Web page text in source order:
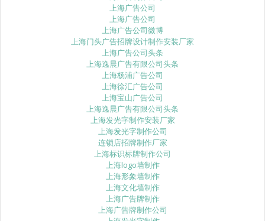
上海广告公司
上海广告公司
上海广告公司微博
上海门头广告招牌设计制作安装厂家
上海广告公司头条
上海逸晨广告有限公司头条
上海杨浦广告公司
上海徐汇广告公司
上海宝山广告公司
上海逸晨广告有限公司头条
上海发光字制作安装厂家
上海发光字制作公司
连锁店招牌制作厂家
上海标识标牌制作公司
上海logo墙制作
上海形象墙制作
上海文化墙制作
上海广告牌制作
上海广告牌制作公司